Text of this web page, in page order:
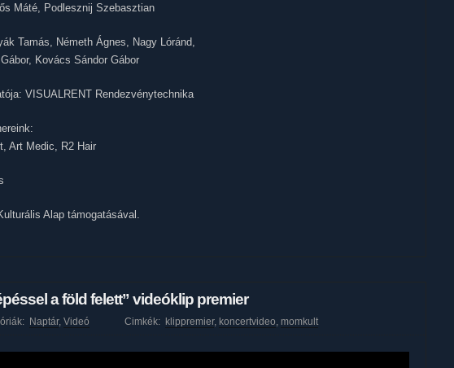
Máté, Podlesznij Szebasztian
Tamás, Németh Ágnes, Nagy Lóránd,
Kovács Sándor Gábor
VISUALRENT Rendezvénytechnika
Art Medic, R2 Hair
Alap támogatásával.
a föld felett” videóklip premier
Naptár, Videó Cimkék: klippremier, koncertvideo, momkult